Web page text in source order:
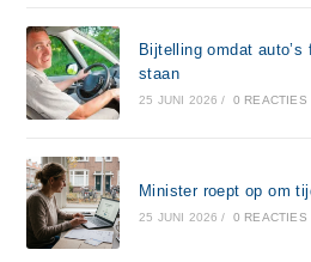
Bijtelling omdat
staan
25 JUNI 2026 / 0 REACTIES
Minister roept op om
25 JUNI 2026 / 0 REACTIES